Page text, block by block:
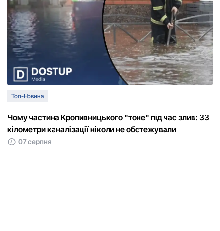
Топ-Новина
Чому частина Кропивницького "тоне" під час злив: 33
кілометри каналізації ніколи не обстежували
07 серпня